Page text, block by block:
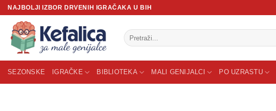
Skip
content
NAJBOLJI IZBOR DRVENIH IGRAČAKA U BIH
Pretraži:
SEZONSKE IGRAČKE BIBLIOTEKA MALI GENIJALCI PO UZRASTU